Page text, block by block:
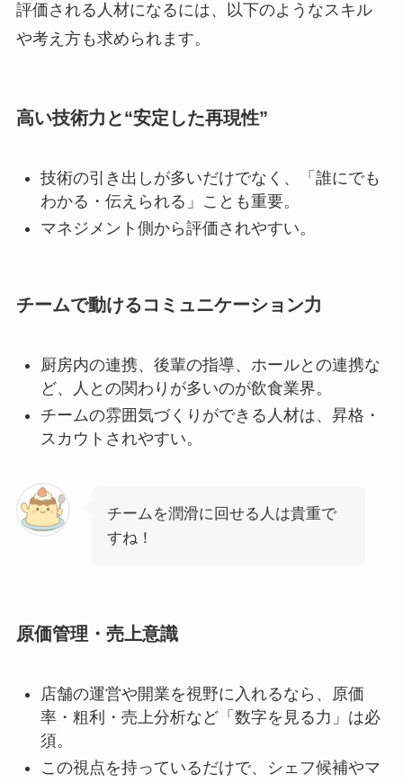
評価される人材になるには、以下のようなスキル
や考え方も求められます。
高い技術力と“安定した再現性”
技術の引き出しが多いだけでなく、「誰にでも
わかる・伝えられる」ことも重要。
マネジメント側から評価されやすい。
チームで動けるコミュニケーション力
厨房内の連携、後輩の指導、ホールとの連携な
ど、人との関わりが多いのが飲食業界。
チームの雰囲気づくりができる人材は、昇格・
スカウトされやすい。
チームを潤滑に回せる人は貴重で
すね！
原価管理・売上意識
店舗の運営や開業を視野に入れるなら、原価
率・粗利・売上分析など「数字を見る力」は必
須。
この視点を持っているだけで、シェフ候補やマ